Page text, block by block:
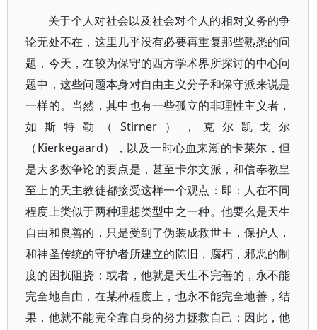
关于个人对社会以及社会对个人的相对义务的争
论无处不在，这里几乎没有必要再重复那些熟悉的问
题，今天，在较为保守的西方学术界所探讨的中心问
题中，这些问题本身对自由主义分子和保守派来说是
一样的。当然，其中也有一些孤立的非理性主义者，
如斯特勒（Stirner），克尔凯戈尔
（Kierkegaard），以及一时心血来潮的卡莱尔，但
是大多数争论的要点是，甚至卡尔文派，和信奉教皇
至上的天主教徒都接受这样一个观点：即：人在不同
程度上类似于两种理想类型中之一种。他要么是天生
自由和良善的，只是受到了伪装成救世主，保护人，
和神圣传统的守护者所建立的陈旧，腐朽，邪恶的制
度的困扰阻挠；或者，他就是天生不完善的，永不能
完全地自由，在某种程度上，也永不能完全地善，结
果，他就不能完全靠自身的努力拯救自己；因此，他